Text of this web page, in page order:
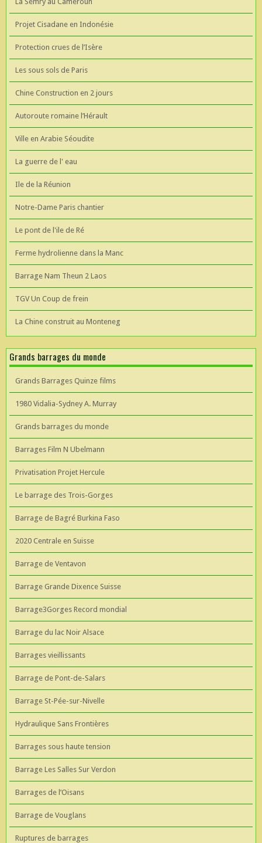
Projet Cisadane en Indonésie
Protection crues de l’Isère
Les sous sols de Paris
Chine Construction en 2 jours
Autoroute romaine l’Hérault
Ville en Arabie Séoudite
La guerre de l' eau
Ile de la Réunion
Notre-Dame Paris chantier
Le pont de l'ile de Ré
Ferme hydrolienne dans la Manc
Barrage Nam Theun 2 Laos
TGV Un Coup de frein
La Chine construit au Monteneg
Grands barrages du monde
Grands Barrages Quinze films
1980 Vidalia-Sydney A. Murray
Grands barrages du monde
Barrages Film N Ubelmann
Privatisation Projet Hercule
Le barrage des Trois-Gorges
Barrage de Bagré Burkina Faso
2020 Centrale en Suisse
Barrage de Ventavon
Barrage Grande Dixence Suisse
Barrage3Gorges Record mondial
Barrage du lac Noir Alsace
Barrages vieillissants
Barrage de Pont-de-Salars
Barrage St-Pée-sur-Nivelle
Hydraulique Sans Frontières
Barrages sous haute tension
Barrage Les Salles Sur Verdon
Barrages de l’Oisans
Barrage de Vouglans
Ruptures de barrages